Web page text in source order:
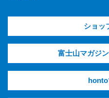
ショッ
富士山マガジ
honto